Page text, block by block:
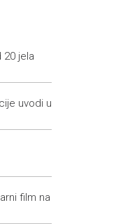
20 jela
uvodi u
film na